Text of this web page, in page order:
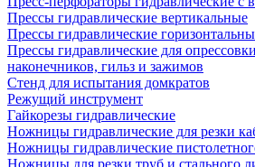
Прессы гидравлические вертикальные
Прессы гидравлические
Прессы гидравлические для
наконечников, гильз и зажимов
Стенд для испытания домкратов
Режущий инструмент
Гайкорезы гидравлические
Ножницы гидравлические для резки
Ножницы гидравлические
Ножницы для резки труб и стального